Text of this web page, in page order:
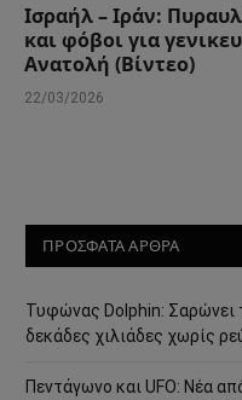
Ισραήλ – Ιράν:
και φόβοι για
Ανατολή (Βίντεο)
22/03/2026
ΠΡΟΣΦΑΤΑ ΑΡΘΡΑ
Τυφώνας Dolphin: Σαρώνει
δεκάδες χιλιάδες χωρίς
Πεντάγωνο και UFO: Νέα